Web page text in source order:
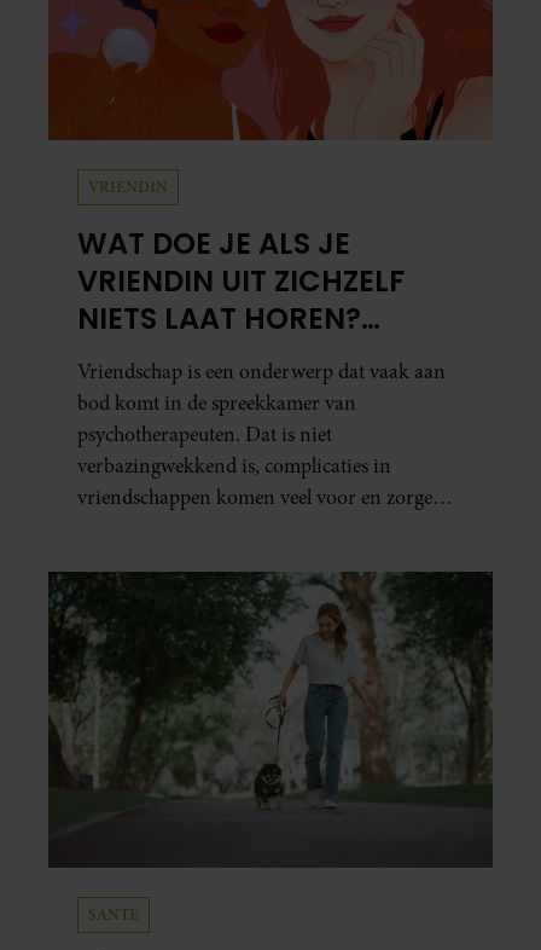
VRIENDIN
WAT DOE JE ALS JE
VRIENDIN UIT ZICHZELF
NIETS LAAT HOREN?
PSYCHOTHERAPEUT
MARTINE GEEFT ADVIES.
Vriendschap is een onderwerp dat vaak aan
bod komt in de spreekkamer van
psychotherapeuten. Dat is niet
verbazingwekkend is, complicaties in
vriendschappen komen veel voor en zorgen
SANTE